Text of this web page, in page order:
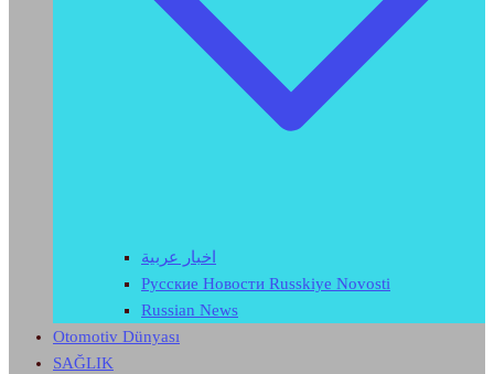
اخبار عربية
Русские Новости Russkiye Novosti
Russian News
Otomotiv Dünyası
SAĞLIK